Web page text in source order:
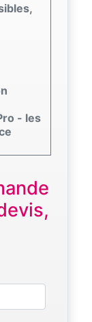
- les